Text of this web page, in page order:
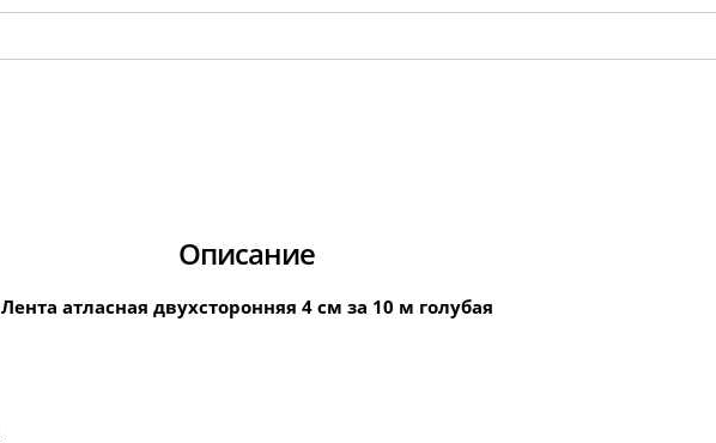
Описание
Лента атласная двухсторонняя 4 см за 10 м голубая